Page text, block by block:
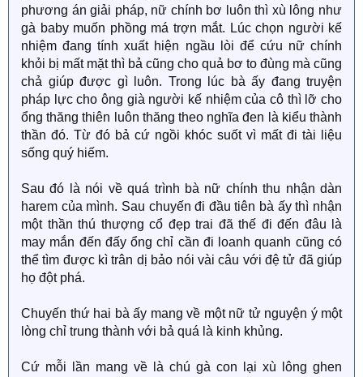
phương án giải pháp, nữ chính bơ luôn thì xù lông như
gà baby muốn phồng má trợn mắt. Lúc chọn người kế
nhiệm đang tính xuất hiện ngầu lòi để cứu nữ chính
khỏi bị mất mặt thì bả cũng cho quả bơ to đùng mà cũng
chả giúp được gì luôn. Trong lúc bà ấy đang truyện
pháp lực cho ông già người kế nhiệm của cô thì lỡ cho
ổng thăng thiên luôn thăng theo nghĩa đen là kiểu thành
thần đó. Từ đó bả cứ ngồi khóc suốt vì mất đi tài liệu
sống quý hiếm.
Sau đó là nói về quá trình bà nữ chính thu nhận dàn
harem của mình. Sau chuyến đi đầu tiên bà ấy thì nhận
một thần thú thượng cổ đẹp trai đã thế đi đến đâu là
may mắn đến đấy ổng chỉ cần đi loanh quanh cũng có
thể tìm được kì trân dị bảo nói vài câu với đệ tử đã giúp
họ đột phá.
Chuyến thứ hai bà ấy mang về một nữ tử nguyện ý một
lòng chỉ trung thành với bả quá là kinh khủng.
Cứ mỗi lần mang về là chú gà con lại xù lông ghen